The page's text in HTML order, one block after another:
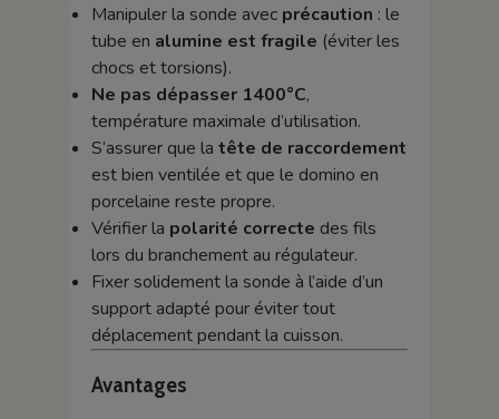
Manipuler la sonde avec précaution : le
tube en alumine est fragile (éviter les
chocs et torsions).
Ne pas dépasser 1400°C,
température maximale d’utilisation.
S’assurer que la tête de raccordement
est bien ventilée et que le domino en
porcelaine reste propre.
Vérifier la polarité correcte des fils
lors du branchement au régulateur.
Fixer solidement la sonde à l’aide d’un
support adapté pour éviter tout
déplacement pendant la cuisson.
Avantages